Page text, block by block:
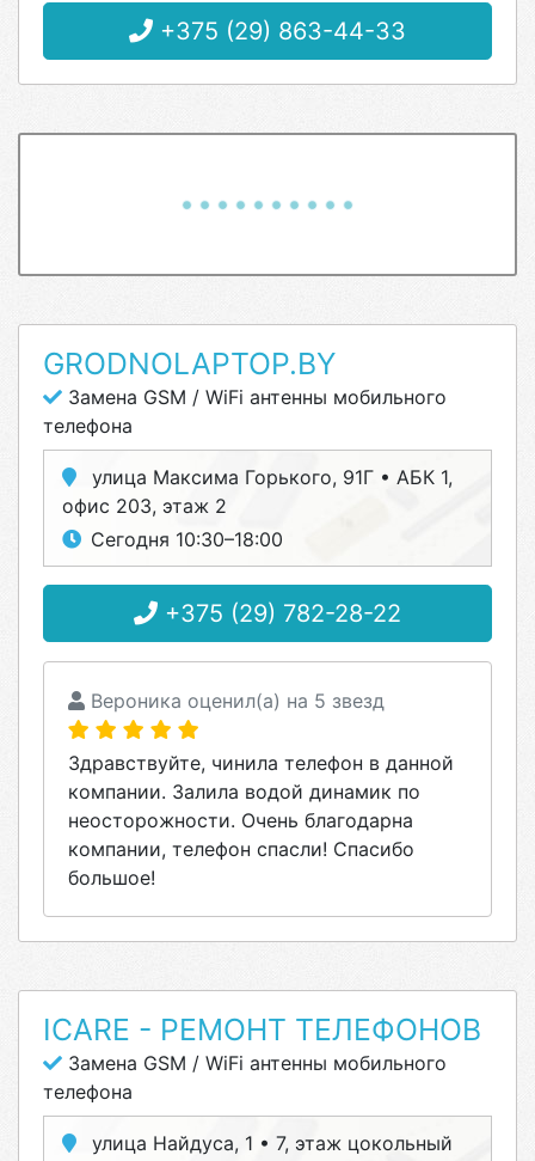
+375 (29) 863-44-33
GRODNOLAPTOP.BY
Замена GSM / WiFi антенны мобильного
телефона
улица Максима Горького, 91Г • АБК 1,
офис 203, этаж 2
Сегодня 10:30–18:00
+375 (29) 782-28-22
Вероника оценил(а) на 5 звезд
Здравствуйте, чинила телефон в данной
компании. Залила водой динамик по
неосторожности. Очень благодарна
компании, телефон спасли! Спасибо
большое!
ICARE - РЕМОНТ ТЕЛЕФОНОВ
Замена GSM / WiFi антенны мобильного
телефона
улица Найдуса, 1 • 7, этаж цокольный